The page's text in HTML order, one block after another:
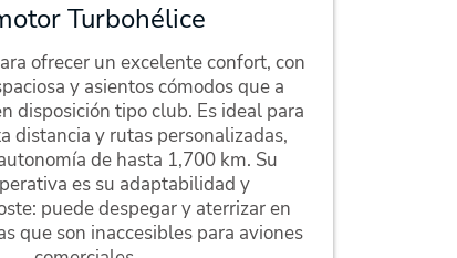
Turbohélice
ofrecer un excelente confort, con
y asientos cómodos que a
disposición tipo club. Es ideal para
distancia y rutas personalizadas,
de hasta 1,700 km. Su
es su adaptabilidad y
puede despegar y aterrizar en
que son inaccesibles para aviones